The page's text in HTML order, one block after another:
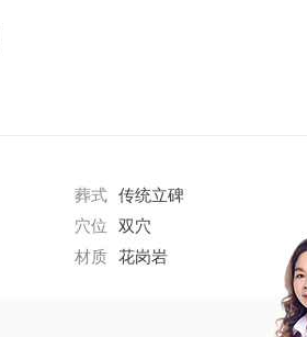
葬式 传统立碑
穴位 双穴
材质 花岗岩